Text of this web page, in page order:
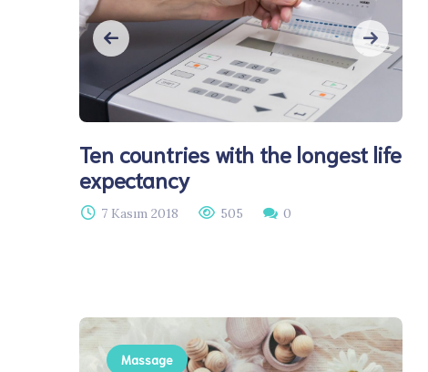
Ten countries with the longest life
expectancy
7 Kasım 2018 505 0
Massage